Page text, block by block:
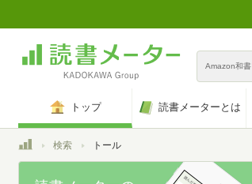
Amazon和書
トップ 読書メーターとは
トップ検索 トール